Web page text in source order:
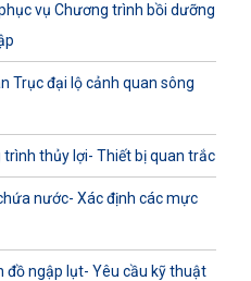
vụ Chương trình bồi dưỡng
Trục đại lộ cảnh quan sông
trình thủy lợi- Thiết bị quan trắc
nước- Xác định các mực
đồ ngập lụt- Yêu cầu kỹ thuật